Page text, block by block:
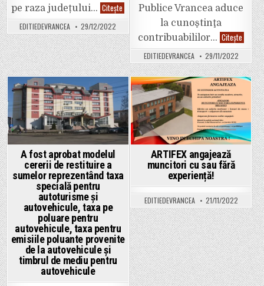
pe raza județului… Citește Obligațiile
deținătorilor
de
de
marcat
electronice
fiscale
EDITIEDEVRANCEA 29/12/2022
Publice Vrancea aduce
la cunoştinţa
contribuabililor… Citește
Publice
au
anunțat
noul
de
lucru
al
EDITIEDEVRANCEA 29/11/2022
Posted
A fost aprobat modelul
cererii de restituire a
sumelor reprezentând taxa
specială pentru
autoturisme şi
autovehicule, taxa pe
poluare pentru
autovehicule, taxa pentru
emisiile poluante provenite
de la autovehicule şi
timbrul de mediu pentru
autovehicule
Posted
in
ARTIFEX angajează
muncitori cu sau fără
experiență!
EDITIEDEVRANCEA 21/11/2022